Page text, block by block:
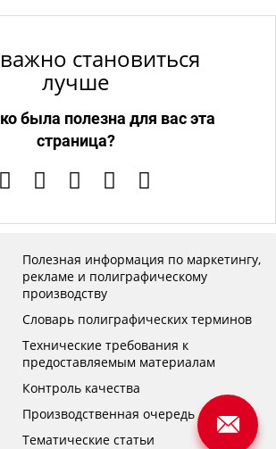
становиться
лучше
была полезна для вас эта
страница?
Полезная информация по маркетингу,
рекламе и полиграфическому
производству
Словарь полиграфических терминов
Технические требования к
предоставляемым материалам
Контроль качества
Производственная очередь
Тематические статьи